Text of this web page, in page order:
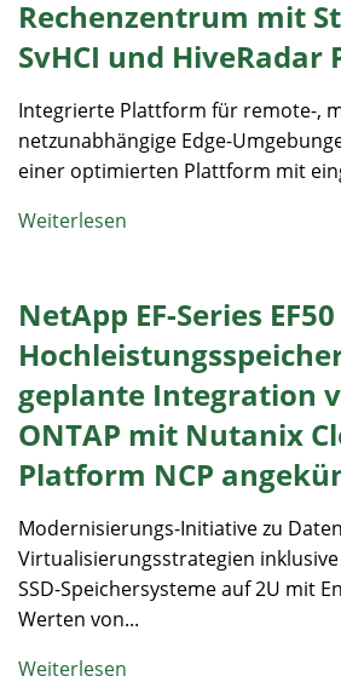
Rechenzentrum mit
SvHCI und HiveRadar
Integrierte Plattform für remote-,
netzunabhängige Edge-
einer optimierten Plattform mit
Weiterlesen
NetApp EF-Series
geplante Integration
ONTAP mit Nutanix
Platform NCP
Modernisierungs-Initiative zu
Virtualisierungsstrategien
SSD-Speichersysteme auf 2U mit
Werten von...
Weiterlesen